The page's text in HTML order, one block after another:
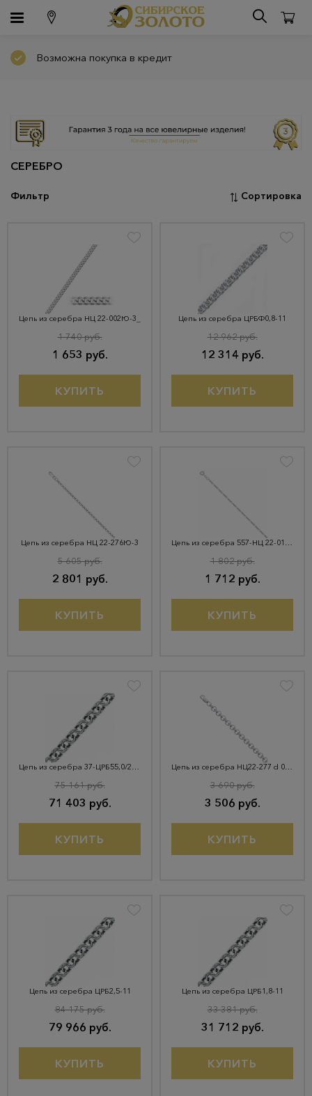
Возможна покупка в кредит
СЕРЕБРО
Фильтр Сортировка
Цепь из серебра НЦ 22-002Ю-3_
1 653 руб.
1 740 руб.
КУПИТЬ
Цепь из серебра ЦРБФ0,8-11
12 314 руб.
12 962 руб.
КУПИТЬ
Цепь из серебра НЦ 22-276Ю-3
2 801 руб.
5 605 руб.
КУПИТЬ
Цепь из серебра 557-НЦ 22-014Ю-3 d 0
1 712 руб.
1 802 руб.
КУПИТЬ
Цепь из серебра 37-ЦРБ55,0/2,2-11
71 403 руб.
75 161 руб.
КУПИТЬ
Цепь из серебра НЦ22-277 d 0.50
3 506 руб.
3 690 руб.
КУПИТЬ
Цепь из серебра ЦРБ2,5-11
79 966 руб.
84 175 руб.
КУПИТЬ
Цепь из серебра ЦРБ1,8-11
31 712 руб.
33 381 руб.
КУПИТЬ